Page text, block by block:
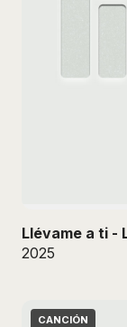
Llévame a ti -
2025
CANCIÓN